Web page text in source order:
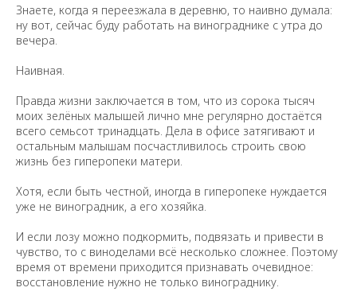
Знаете, когда я переезжала в деревню, то наивно думала:
ну вот, сейчас буду работать на винограднике с утра до
вечера.
Наивная.
Правда жизни заключается в том, что из сорока тысяч
моих зелёных малышей лично мне регулярно достаётся
всего семьсот тринадцать. Дела в офисе затягивают и
остальным малышам посчастливилось строить свою
жизнь без гиперопеки матери.
Хотя, если быть честной, иногда в гиперопеке нуждается
уже не виноградник, а его хозяйка.
И если лозу можно подкормить, подвязать и привести в
чувство, то с виноделами всё несколько сложнее. Поэтому
время от времени приходится признавать очевидное:
восстановление нужно не только винограднику.